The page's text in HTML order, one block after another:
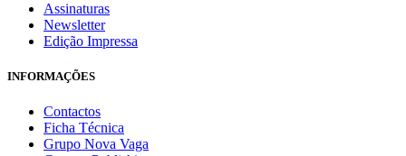
Assinaturas
Newsletter
Edição Impressa
INFORMAÇÕES
Contactos
Ficha Técnica
Grupo Nova Vaga